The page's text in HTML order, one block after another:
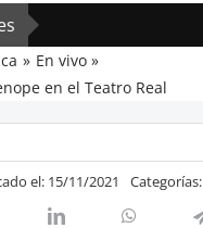
En vivo
en el Teatro Real
el: 15/11/2021 Categorías: